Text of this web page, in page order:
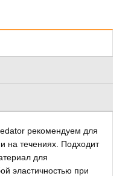
рекомендуем для
на течениях. Подходит
для
эластичностью при